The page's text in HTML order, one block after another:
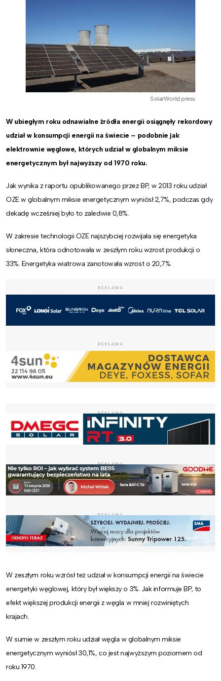
SolarWorld press
W ubiegłym roku odnawialne źródła energii osiągnęły rekordowy
udział w konsumpcji energii na świecie – podobnie jak
elektrownie węglowe, których udział w globalnym miksie
energetycznym był najwyższy od 1970 roku.
Jak wynika z raportu opublikowanego przez BP, w 2013 roku udział
OZE w globalnym miksie energetycznym wyniósł 2,7%, podczas gdy
dekadę wcześniej było to zaledwie 0,8%.
W zakresie technologii OZE najszybciej rozwijała się energetyka
słoneczna, która odnotowała w zeszłym roku wzrost produkcji o
33%. Energetyka wiatrowa zanotowała wzrost o 20,7%.
REKLAMA
REKLAMA
REKLAMA
REKLAMA
REKLAMA
W zeszłym roku wzrósł też udział w konsumpcji energii na świecie
energetyki węglowej, który był większy o 3%. Jak informuje BP, to
efekt większej produkcji energii z węgla w mniej rozwiniętych
krajach.
W sumie w zeszłym roku udział węgla w globalnym miksie
energetycznym wyniósł 30,1%, co jest najwyższym poziomem od
roku 1970.